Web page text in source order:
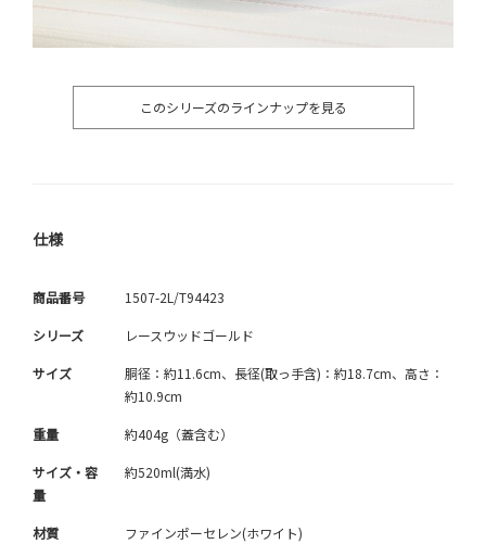
このシリーズのラインナップを見る
仕様
商品番号 1507-2L/T94423
シリーズ レースウッドゴールド
サイズ
胴径：約11.6cm、長径(取っ手含)：約18.7cm、高さ：
約10.9cm
重量 約404g（蓋含む）
サイズ・容
量
約520ml(満水)
材質 ファインポーセレン(ホワイト)